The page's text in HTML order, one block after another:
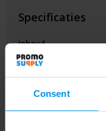
Consent
Specificaties
Inhoud
Artikelnummer
EAN-code